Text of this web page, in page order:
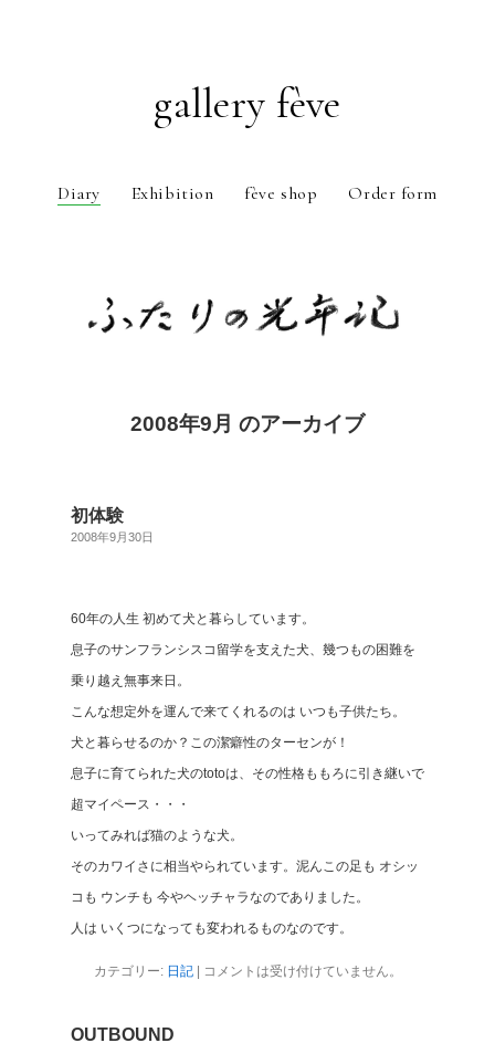
gallery fève
Diary Exhibition fève shop Order form
2008年9月 のアーカイブ
初体験
2008年9月30日
60年の人生 初めて犬と暮らしています。
息子のサンフランシスコ留学を支えた犬、幾つもの困難を
乗り越え無事来日。
こんな想定外を運んで来てくれるのは いつも子供たち。
犬と暮らせるのか？この潔癖性のターセンが！
息子に育てられた犬のtotoは、その性格ももろに引き継いで
超マイペース・・・
いってみれば猫のような犬。
そのカワイさに相当やられています。泥んこの足も オシッ
コも ウンチも 今やヘッチャラなのでありました。
人は いくつになっても変われるものなのです。
カテゴリー: 日記| コメントは受け付けていません。
OUTBOUND